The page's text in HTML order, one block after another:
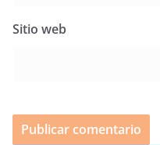
Sitio web